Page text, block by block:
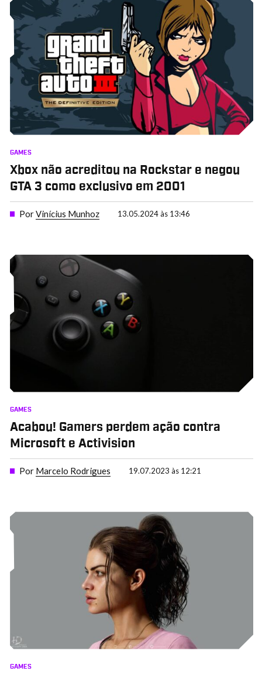
GAMES
Xbox não acreditou na Rockstar e negou
GTA 3 como exclusivo em 2001
PorVinícius Munhoz 13.05.2024 às 13:46
GAMES
Acabou! Gamers perdem ação contra
Microsoft e Activision
Por Marcelo Rodrigues 19.07.2023 às 12:21
GAMES